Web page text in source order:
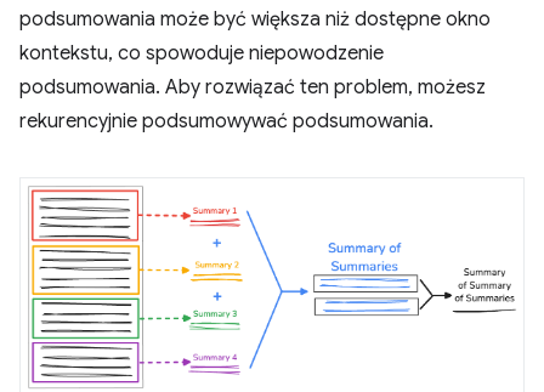
podsumowania może być większa niż dostępne okno
kontekstu, co spowoduje niepowodzenie
podsumowania. Aby rozwiązać ten problem, możesz
rekurencyjnie podsumowywać podsumowania.